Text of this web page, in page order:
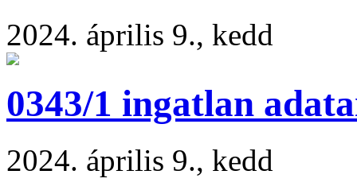
2024. április 9., kedd
0343/1 ingatlan
2024. április 9., kedd